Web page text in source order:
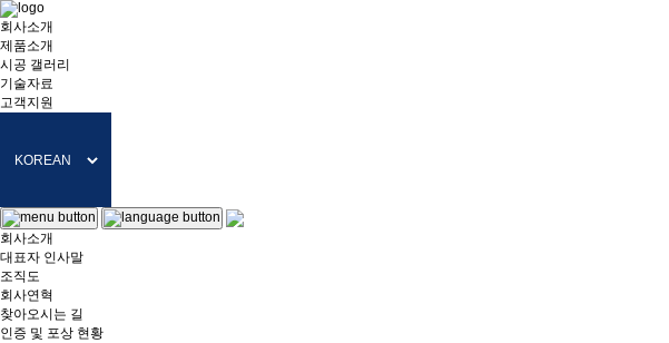
회사소개
제품소개
시공 갤러리
기술자료
고객지원
회사소개
대표자 인사말
조직도
회사연혁
찾아오시는 길
인증 및 포상 현황